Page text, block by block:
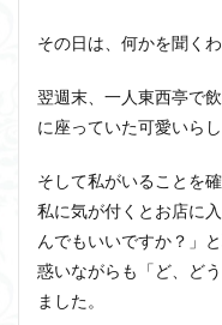
その日は、何かを聞く
翌週末、一人東西亭で
に座っていた可愛いら
そして私がいることを
私に気が付くとお店に
んでもいいですか？」
惑いながらも「ど、ど
ました。